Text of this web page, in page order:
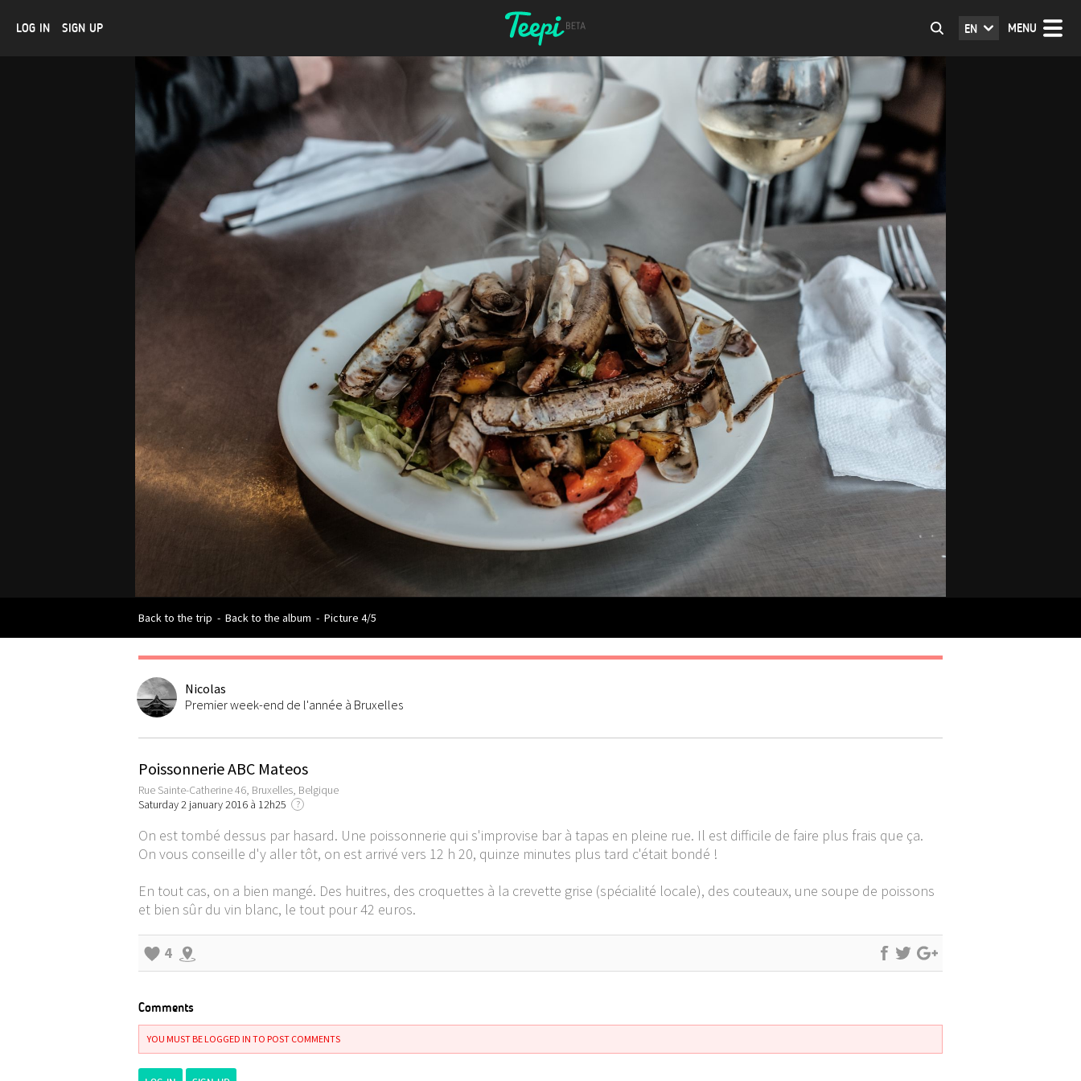
LOG IN SIGN UP MENU
EN
Back to the trip - Back to the album - Picture 4/5
Nicolas
Premier week-end de l'année à Bruxelles
Poissonnerie ABC Mateos
Rue Sainte-Catherine 46, Bruxelles, Belgique
Saturday 2 january 2016 à 12h25
?
On est tombé dessus par hasard. Une poissonnerie qui s'improvise bar à tapas en pleine rue. Il est difficile de faire plus frais que ça.
On vous conseille d'y aller tôt, on est arrivé vers 12 h 20, quinze minutes plus tard c'était bondé !
En tout cas, on a bien mangé. Des huitres, des croquettes à la crevette grise (spécialité locale), des couteaux, une soupe de poissons
et bien sûr du vin blanc, le tout pour 42 euros.
4
Comments
YOU MUST BE LOGGED IN TO POST COMMENTS